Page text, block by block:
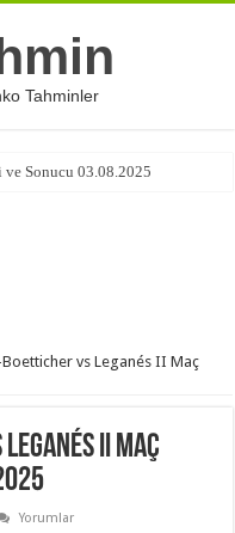
Tahminler
ve Sonucu 03.08.2025
vs Leganés II Maç
II Maç
Yorumlar